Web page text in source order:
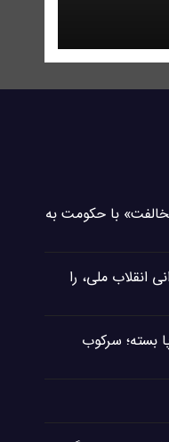
با حکومت به
انقلاب ملی، را
بسته؛ سرکوب